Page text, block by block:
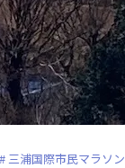
三浦国際市民マラソン